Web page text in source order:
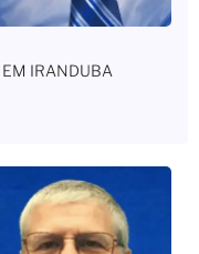
IRANDUBA